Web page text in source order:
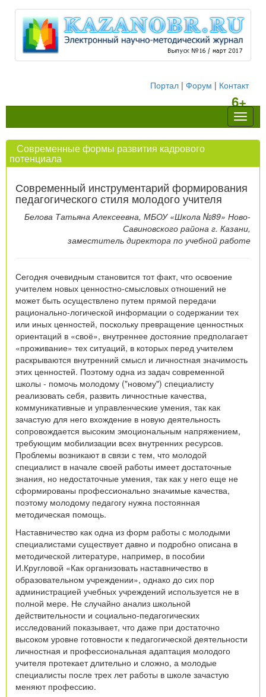
Портал | Форум | Контакт
6+
Современные формы развития кадрового
потенциала
Современный инструментарий формирования
педагогического стиля молодого учителя
Белова Татьяна Алексеевна, МБОУ «Школа №89» Ново-
Савиновского района г. Казани,
заместитель директора по учебной работе
Сегодня очевидным становится тот факт, что освоение
учителем новых ценностно-смысловых отношений не
может быть осуществлено путем прямой передачи
рационально-логической информации о содержании тех
или иных ценностей, поскольку превращение ценностных
ориентаций в «своё», внутреннее достояние предполагает
«проживание» тех ситуаций, в которых перед учителем
раскрываются внутренний смысл и личностная значимость
этих ценностей. Поэтому одна из задач современной
школы - помочь молодому ("новому") специалисту
реализовать себя, развить личностные качества,
коммуникативные и управленческие умения, так как
зачастую для него вхождение в новую деятельность
сопровождается высоким эмоциональным напряжением,
требующим мобилизации всех внутренних ресурсов.
Проблемы возникают в связи с тем, что молодой
специалист в начале своей работы имеет достаточные
знания, но недостаточные умения, так как у него еще не
сформированы профессионально значимые качества,
поэтому молодому педагогу нужна постоянная
методическая помощь.
Наставничество как одна из форм работы с молодыми
специалистами существует давно и подробно описана в
методической литературе, например, в пособии
И.Кругловой «Как организовать наставничество в
образовательном учреждении», однако до сих пор
администрацией учебных учреждений используется не в
полной мере. Не случайно анализ школьной
действительности и социально-­педагогических
исследований показывает, что даже при достаточно
высоком уровне готовности к педагогической деятельности
личностная и профессиональная адаптация молодого
учителя протекает длительно и сложно, а молодые
специалисты после трех лет работы в школе зачастую
меняют профессию.